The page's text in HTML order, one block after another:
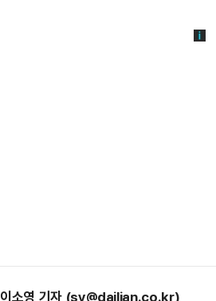
이소영 기자 (sy@dailian.co.kr)